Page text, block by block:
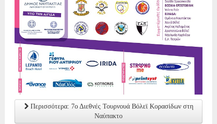
Περισσότερα: 7ο Διεθνές Τουρνουά Βόλεϊ Κορασίδων στη
Ναύπακτο